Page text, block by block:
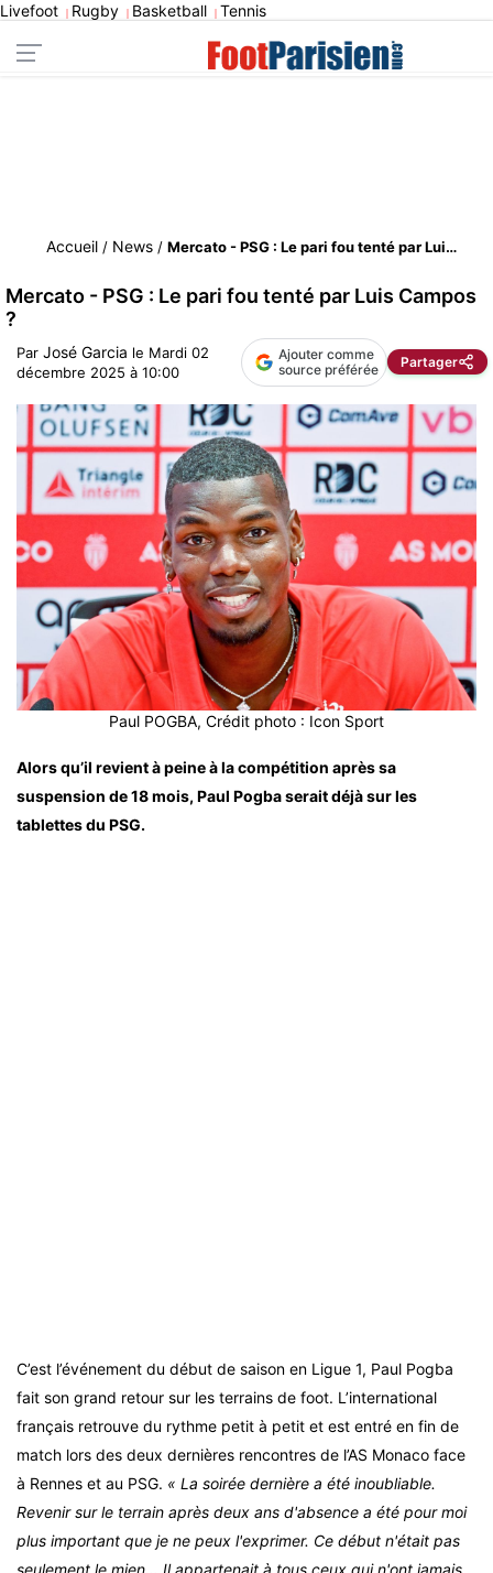
Livefoot | Rugby | Basketball | Tennis
Accueil / News / Mercato - PSG : Le pari fou tenté par Luis Campos ?
Mercato - PSG : Le pari fou tenté par Luis Campos
?
Par José Garcia le Mardi 02
décembre 2025 à 10:00
Ajouter comme
source préférée
Partager
Paul POGBA, Crédit photo : Icon Sport
Alors qu’il revient à peine à la compétition après sa
suspension de 18 mois, Paul Pogba serait déjà sur les
tablettes du PSG.
C’est l’événement du début de saison en Ligue 1, Paul Pogba
fait son grand retour sur les terrains de foot. L’international
français retrouve du rythme petit à petit et est entré en fin de
match lors des deux dernières rencontres de l’AS Monaco face
à Rennes et au PSG. « La soirée dernière a été inoubliable.
Revenir sur le terrain après deux ans d'absence a été pour moi
plus important que je ne peux l'exprimer. Ce début n'était pas